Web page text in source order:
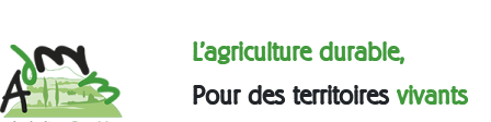
L'agriculture durable,
Pour des territoiresvivants